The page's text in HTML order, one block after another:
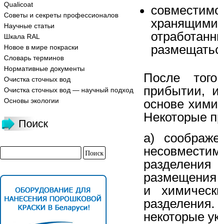
Qualicoat
Советы и секреты профессионалов
Научные статьи
Шкала RAL
Новое в мире покраски
Словарь терминов
Нормативные документы
Очистка сточных вод
Очистка сточных вод — научный подход
Основы экологии
Поиск
После
прибытии,
основе
Некоторые
a)
размещения
и
некоторые